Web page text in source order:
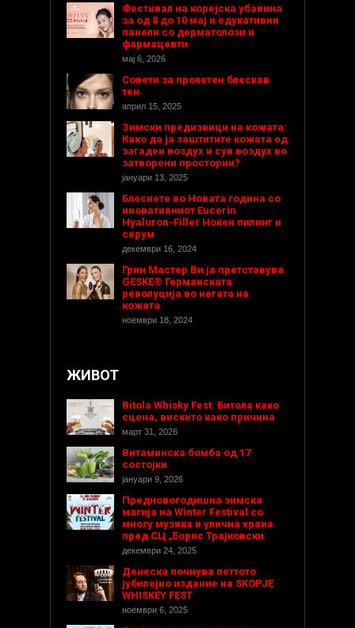
Фестивал на корејска убавина
за од 8 до 10 мај и едукативни
панели со дерматолози и
фармацевти
мај 6, 2026
Совети за пролетен блескав
тен
април 15, 2025
Зимски предизвици на кожата:
Како да ја заштитите кожата од
загаден воздух и сув воздух во
затворени простории?
јануари 13, 2025
Блеснете во Новата година со
иновативниот Eucerin
Hyaluron-Filler Ноќен пилинг и
серум
декември 16, 2024
Грин Мастер Ви ја претставува
GESKE® Германската
револуција во негата на
кожата
ноември 18, 2024
ЖИВОТ
Bitola Whisky Fest: Битола како
сцена, вискито како причина
март 31, 2026
Витаминска бомба од 17
состојки
јануари 9, 2026
Предновогодишнa зимска
магија на Winter Festival со
многу музика и улична храна
пред СЦ „Борис Трајковски
декември 24, 2025
Денеска почнува петтото
јубилејно издание на SKOPJE
WHISKEY FEST
ноември 6, 2025